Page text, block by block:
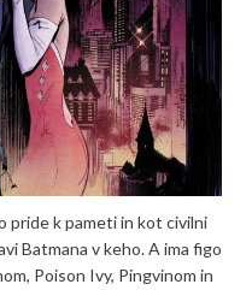
pride k pameti in kot civilni
Batmana v keho. A ima figo
Poison Ivy, Pingvinom in